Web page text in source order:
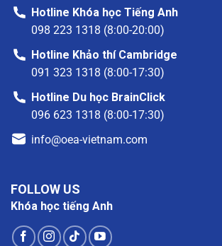
Hotline Khóa học Tiếng Anh
098 223 1318 (8:00-20:00)
Hotline Khảo thí Cambridge
091 323 1318 (8:00-17:30)
Hotline Du học BrainClick
096 623 1318 (8:00-17:30)
info@oea-vietnam.com
FOLLOW US
Khóa học tiếng Anh